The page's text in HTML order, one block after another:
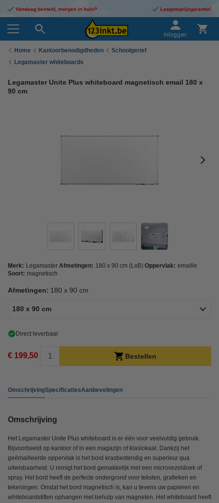
Vandaag besteld, morgen in huis!* Laagsteprijsgarantie!
Inloggen
Home Kantoorbenodigdheden
Schoolgerief
Legamaster whiteboards
Legamaster Unite Plus whiteboard magnetisch email 180 x
90 cm
Merk: Legamaster Afmetingen: 180 x 90 cm (LxB) Oppervlak: emaille
Soort: magnetisch
Afmetingen: 180 x 90 cm
180 x 90 cm
Direct leverbaar
€ 199,50 Bestellen
OmschrijvingSpecificatiesAanbevelingen
Omschrijving
Het Legamaster Unite Plus whiteboard is er één voor veelvuldig gebruik.
Bijvoorbeeld op kantoor of in een magazijn of klaslokaal. Dankzij het
geëmailleerde oppervlak is het bord krasbestendig en superieur qua
uitwisbaarheid. U reinigt het bord gemakkelijk met een microvezeldoek of
spray. Het bord heeft de perfecte ondergrond voor teksten, grafieken en
tekeningen. Omdat het bord magnetisch is, kan u tevens uw papieren en
whiteboardstiften ophangen met behulp van magneten. Het whiteboard heeft